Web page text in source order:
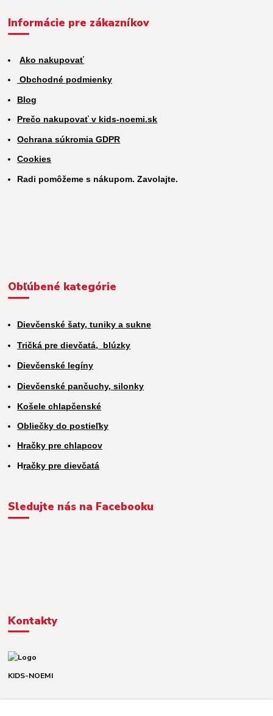
Informácie pre zákazníkov
Ako nakupovať
Obchodné podmienky
Blog
Prečo nakupovať v kids-noemi.sk
Ochrana súkromia GDPR
Cookies
Radi pomôžeme s nákupom. Zavolajte.
Obľúbené kategórie
Dievčenské šaty, tuniky a sukne
Tričká pre dievčatá, blúzky
Dievčenské legíny
Dievčenské pančuchy, silonky
Košele chlapčenské
Obliečky do postieľky
Hračky pre chlapcov
Hračky pre dievčatá
Sledujte nás na Facebooku
Kontakty
KIDS-NOEMI